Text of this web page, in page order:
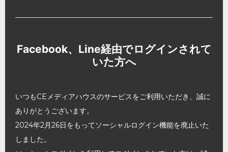
Facebook、Line経由でログインされて
いた方へ
いつもCEメディアハウスのサービスをご利用いただき、誠に
ありがとうございます。
2024年2月26日をもってソーシャルログイン機能を廃止いた
しました。